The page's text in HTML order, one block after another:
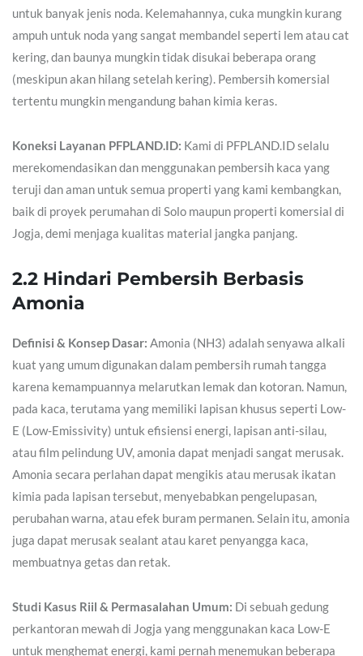
untuk banyak jenis noda. Kelemahannya, cuka mungkin kurang
ampuh untuk noda yang sangat membandel seperti lem atau cat
kering, dan baunya mungkin tidak disukai beberapa orang
(meskipun akan hilang setelah kering). Pembersih komersial
tertentu mungkin mengandung bahan kimia keras.
Koneksi Layanan PFPLAND.ID: Kami di PFPLAND.ID selalu
merekomendasikan dan menggunakan pembersih kaca yang
teruji dan aman untuk semua properti yang kami kembangkan,
baik di proyek perumahan di Solo maupun properti komersial di
Jogja, demi menjaga kualitas material jangka panjang.
2.2 Hindari Pembersih Berbasis
Amonia
Definisi & Konsep Dasar: Amonia (NH3) adalah senyawa alkali
kuat yang umum digunakan dalam pembersih rumah tangga
karena kemampuannya melarutkan lemak dan kotoran. Namun,
pada kaca, terutama yang memiliki lapisan khusus seperti Low-
E (Low-Emissivity) untuk efisiensi energi, lapisan anti-silau,
atau film pelindung UV, amonia dapat menjadi sangat merusak.
Amonia secara perlahan dapat mengikis atau merusak ikatan
kimia pada lapisan tersebut, menyebabkan pengelupasan,
perubahan warna, atau efek buram permanen. Selain itu, amonia
juga dapat merusak sealant atau karet penyangga kaca,
membuatnya getas dan retak.
Studi Kasus Riil & Permasalahan Umum: Di sebuah gedung
perkantoran mewah di Jogja yang menggunakan kaca Low-E
untuk menghemat energi, kami pernah menemukan beberapa